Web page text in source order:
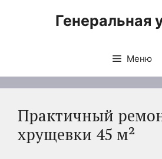
Генеральная
Меню
Практичный
хрущевки 45 м²